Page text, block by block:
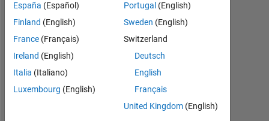
Follow
I
am
an
Engineer
with
España (Español)
Finland (English)
France (Français)
Ireland (English)
Italia (Italiano)
Luxembourg (English)
Portugal (English)
Sweden (English)
Switzerland
Deutsch
English
Français
United Kingdom (English)